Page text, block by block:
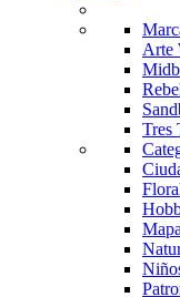
Arte
Tres